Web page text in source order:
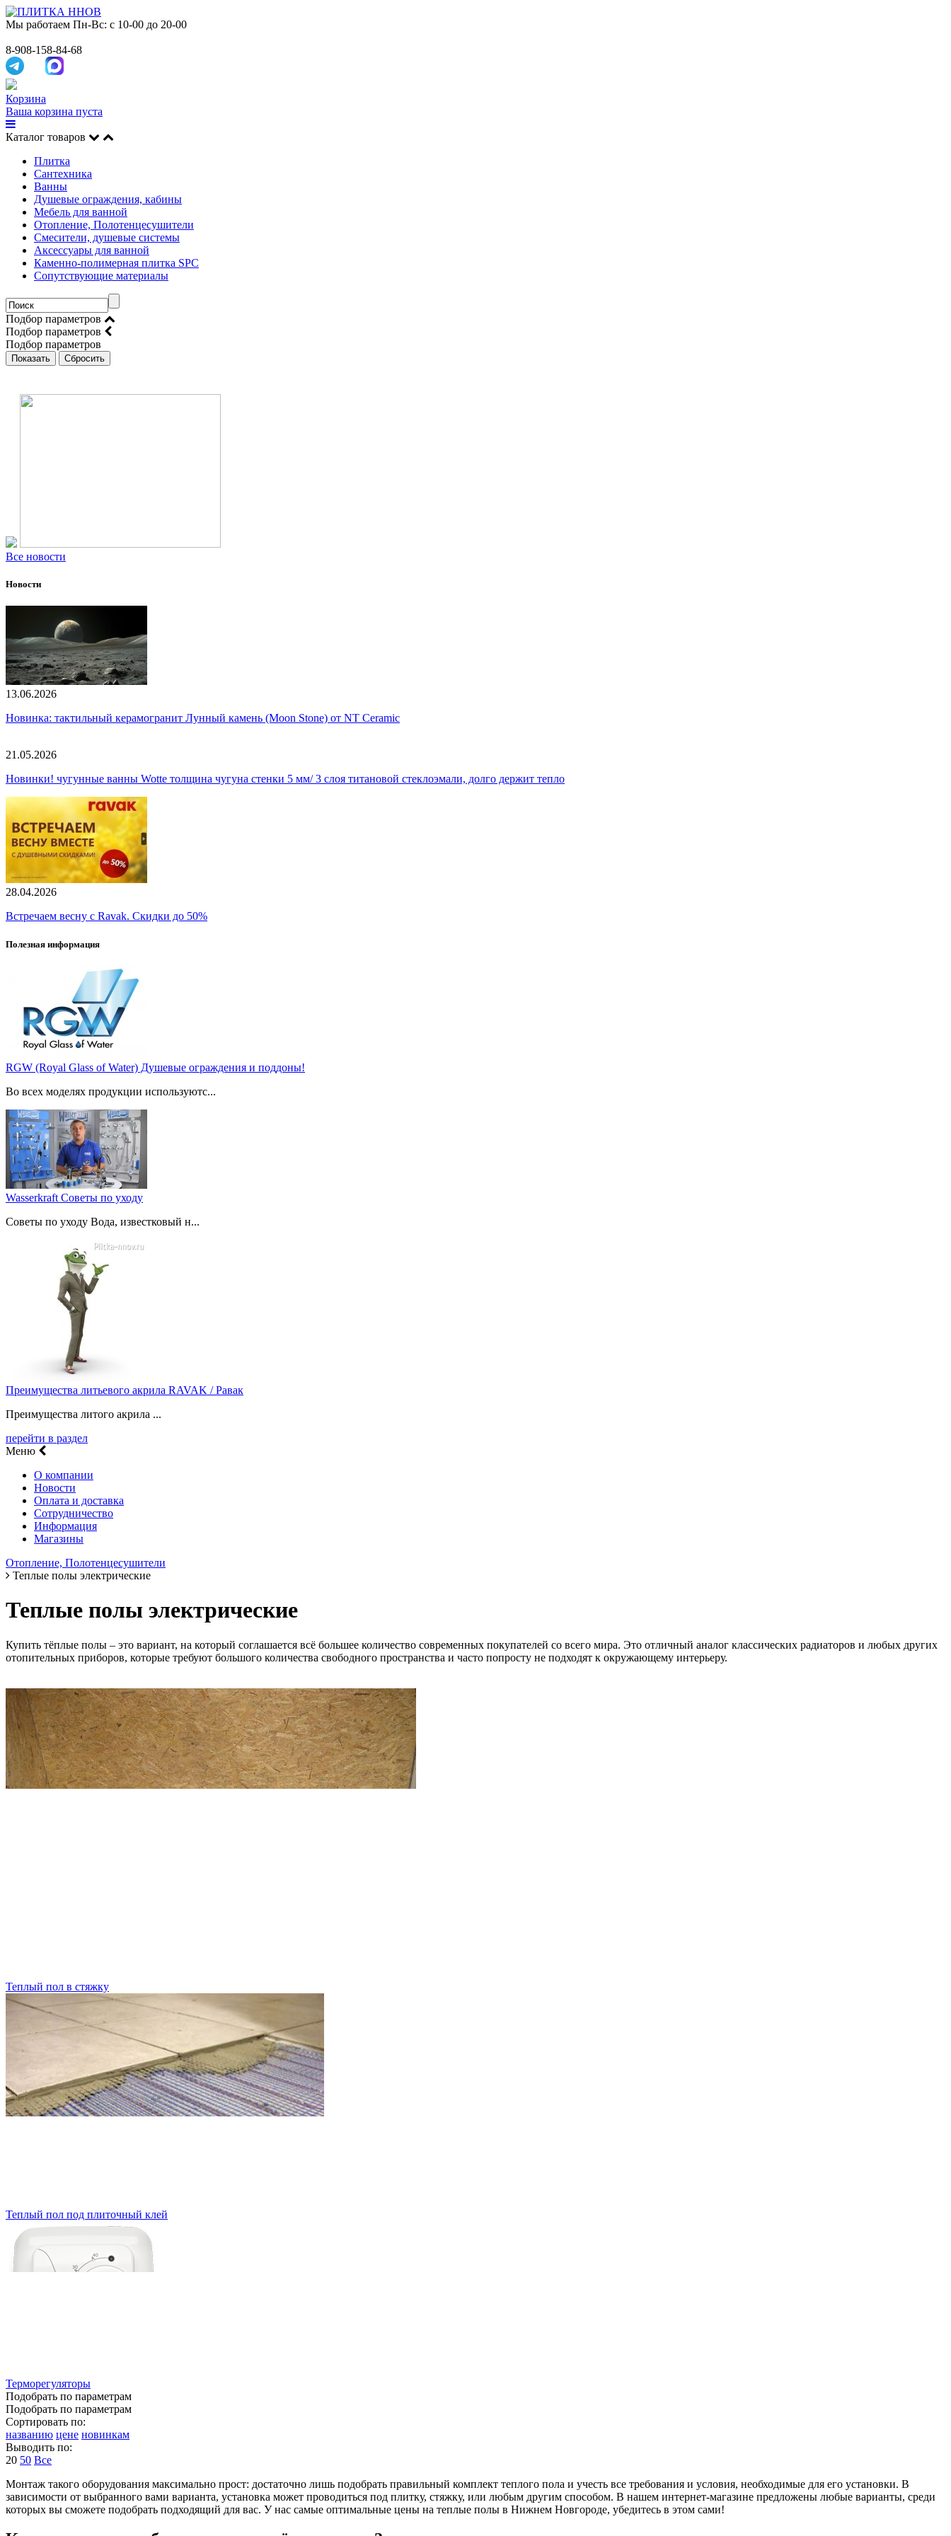
Мы работаем Пн-Вс: с 10-00 до 20-00
8-908-158-84-68
Корзина
Ваша корзина пуста
Каталог товаров
Плитка
Сантехника
Ванны
Душевые ограждения, кабины
Мебель для ванной
Отопление, Полотенцесушители
Смесители, душевые системы
Аксессуары для ванной
Каменно-полимерная плитка SPC
Сопутствующие материалы
Подбор параметров
Подбор параметров
Подбор параметров
Все новости
Новости
13.06.2026
Новинка: тактильный керамогранит Лунный камень (Moon Stone) от NT Ceramic
21.05.2026
Новинки! чугунные ванны Wotte толщина чугуна стенки 5 мм/ 3 слоя титановой стеклоэмали, долго держит тепло
28.04.2026
Встречаем весну с Ravak. Скидки до 50%
Полезная информация
RGW (Royal Glass of Water) Душевые ограждения и поддоны!
Во всех моделях продукции используютс...
Wasserkraft Советы по уходу
Советы по уходу Вода, известковый н...
Преимущества литьевого акрила RAVAK / Равак
Преимущества литого акрила ...
перейти в раздел
Меню
О компании
Новости
Оплата и доставка
Сотрудничество
Информация
Магазины
Отопление, Полотенцесушители
Теплые полы электрические
Теплые полы электрические
Купить тёплые полы – это вариант, на который соглашается всё большее количество современных покупателей со всего мира. Это отличный аналог классических радиаторов и любых других
отопительных приборов, которые требуют большого количества свободного пространства и часто попросту не подходят к окружающему интерьеру.
Теплый пол в стяжку
Теплый пол под плиточный клей
Терморегуляторы
Подобрать по параметрам
Подобрать по параметрам
Сортировать по:
названию цене новинкам
Выводить по:
20 50 Все
Монтаж такого оборудования максимально прост: достаточно лишь подобрать правильный комплект теплого пола и учесть все требования и условия, необходимые для его установки. В
зависимости от выбранного вами варианта, установка может проводиться под плитку, стяжку, или любым другим способом. В нашем интернет-магазине предложены любые варианты, среди
которых вы сможете подобрать подходящий для вас. У нас самые оптимальные цены на теплые полы в Нижнем Новгороде, убедитесь в этом сами!